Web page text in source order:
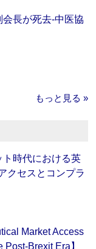
会長が死去‐中医協
もっと見る »
ト時代における英
クセスとコンプラ
Market Access
Brexit Era】